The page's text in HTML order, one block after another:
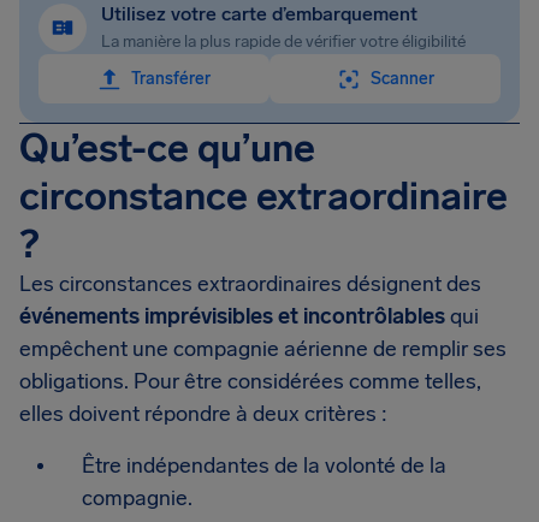
Utilisez votre carte d’embarquement
La manière la plus rapide de vérifier votre éligibilité
Transférer
Scanner
Qu’est-ce qu’une
circonstance extraordinaire
?
Les circonstances extraordinaires désignent des
événements imprévisibles et incontrôlablesqui
empêchent une compagnie aérienne de remplir ses
obligations. Pour être considérées comme telles,
elles doivent répondre à deux critères :
Être indépendantes de la volonté de la
compagnie.